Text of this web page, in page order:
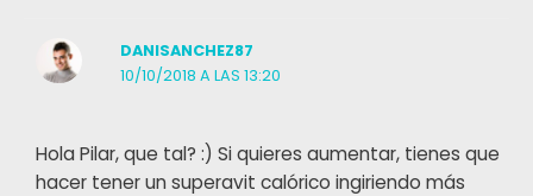
DANISANCHEZ87
10/10/2018 A LAS 13:20
Hola Pilar, que tal? :) Si quieres aumentar, tienes que
hacer tener un superavit calórico ingiriendo más